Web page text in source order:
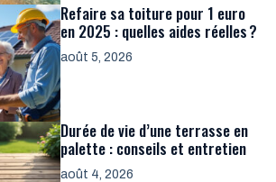
Refaire sa toiture pour 1 euro
en 2025 : quelles aides réelles ?
août 5, 2026
Durée de vie d’une terrasse en
palette : conseils et entretien
août 4, 2026